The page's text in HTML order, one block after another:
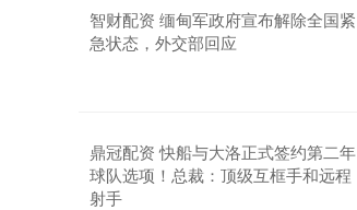
智财配资 缅甸军政府宣布解除全国紧
急状态，外交部回应
鼎冠配资 快船与大洛正式签约第二年
球队选项！总裁：顶级互框手和远程
射手